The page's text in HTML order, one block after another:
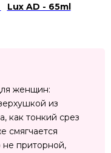
Lux AD - 65ml
женщин:
из
как тонкий срез
смягчается
приторной,